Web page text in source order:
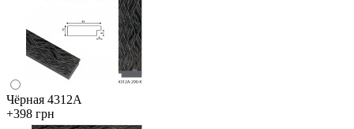
Чёрная 4312А
+398 грн